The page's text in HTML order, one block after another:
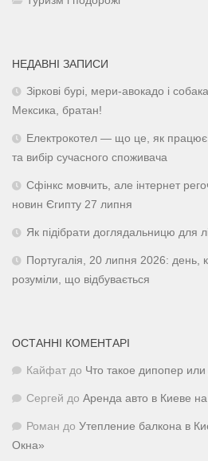
НЕДАВНІ ЗАПИСИ
Зіркові бурі, мери-авокадо і
Мексика, братан!
Електрокотел — що це, як
та вибір сучасного споживача
Сфінкс мовчить, але інтернет
новин Єгипту 27 липня
Як підібрати доглядальницю для
Португалія, 20 липня 2026: день,
розуміли, що відбувається
ОСТАННІ КОМЕНТАРІ
Кайфат до Что такое дипопер
Сергей до Аренда авто в Киеве
Роман до Утепление балкона в
Окна»